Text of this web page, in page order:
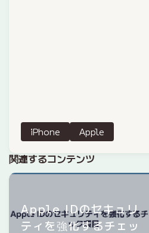
iPhone Apple
関連するコンテンツ
Apple IDのセキュリ
ティを強化するチェッ